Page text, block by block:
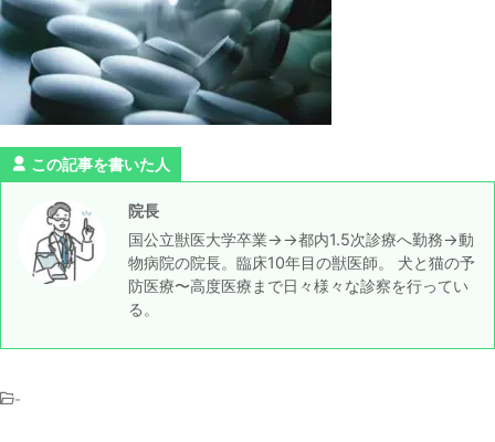
この記事を書いた人
院長
国公立獣医大学卒業→→都内1.5次診療へ勤務→動
物病院の院長。臨床10年目の獣医師。 犬と猫の予
防医療〜高度医療まで日々様々な診察を行ってい
る。
-